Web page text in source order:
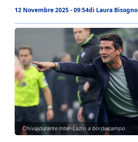
12 Novembre 2025 - 09:54di Laura Bisogno
Chivu durante Inter-Lazio a bordocampo